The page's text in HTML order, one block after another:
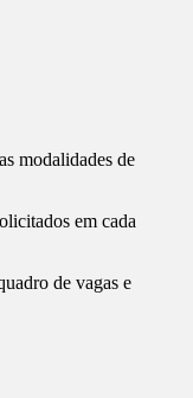
modalidades de
em cada
de vagas e